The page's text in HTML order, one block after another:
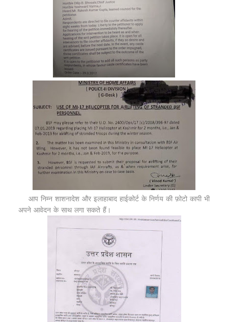
आप निम्न शाशनादेश और इलाहाबाद हाईकोर्ट के निर्णय की फ़ोटो कापी भी
अपने आवेदन के साथ लगा सकते हैं।